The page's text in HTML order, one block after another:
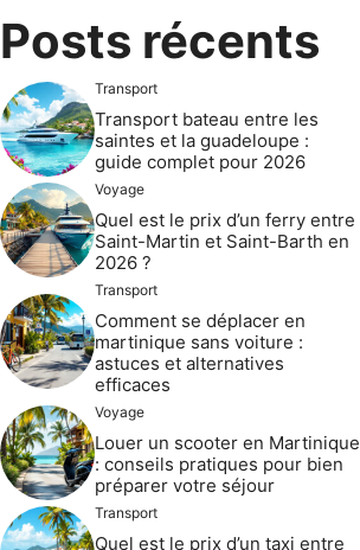
Posts récents
Transport
Transport bateau entre les
saintes et la guadeloupe :
guide complet pour 2026
Voyage
Quel est le prix d’un ferry entre
Saint-Martin et Saint-Barth en
2026 ?
Transport
Comment se déplacer en
martinique sans voiture :
astuces et alternatives
efficaces
Voyage
Louer un scooter en Martinique
: conseils pratiques pour bien
préparer votre séjour
Transport
Quel est le prix d’un taxi entre